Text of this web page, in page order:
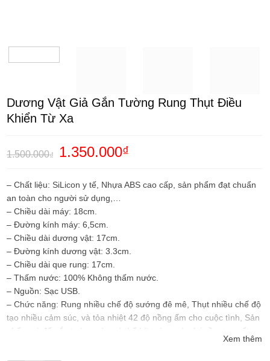
Dương Vật Giả Gắn Tường Rung Thụt Điều
Khiển Từ Xa
1.500.000₫
Giá
gốc
1.350.000₫Giá
1.350.000₫.
– Chất liệu: SiLicon y tế, Nhựa ABS cao cấp, sản phẩm đạt chuẩn
an toàn cho người sử dụng,…
– Chiều dài máy: 18cm.
– Đường kính máy: 6,5cm.
– Chiều dài dương vật: 17cm.
– Đường kính dương vật: 3.3cm.
– Chiều dài que rung: 17cm.
– Thấm nước: 100% Không thấm nước.
– Nguồn: Sạc USB.
– Chức năng: Rung nhiều chế độ sướng đê mê, Thụt nhiều chế độ
tạo nhiều cảm súc, và tỏa nhiệt 42 độ nồng ấm cho cuộc tình, Sản
phẩm có đế gắn tường vừa có thể hít tường vừa lại cầm tay, rất
Xem thêm